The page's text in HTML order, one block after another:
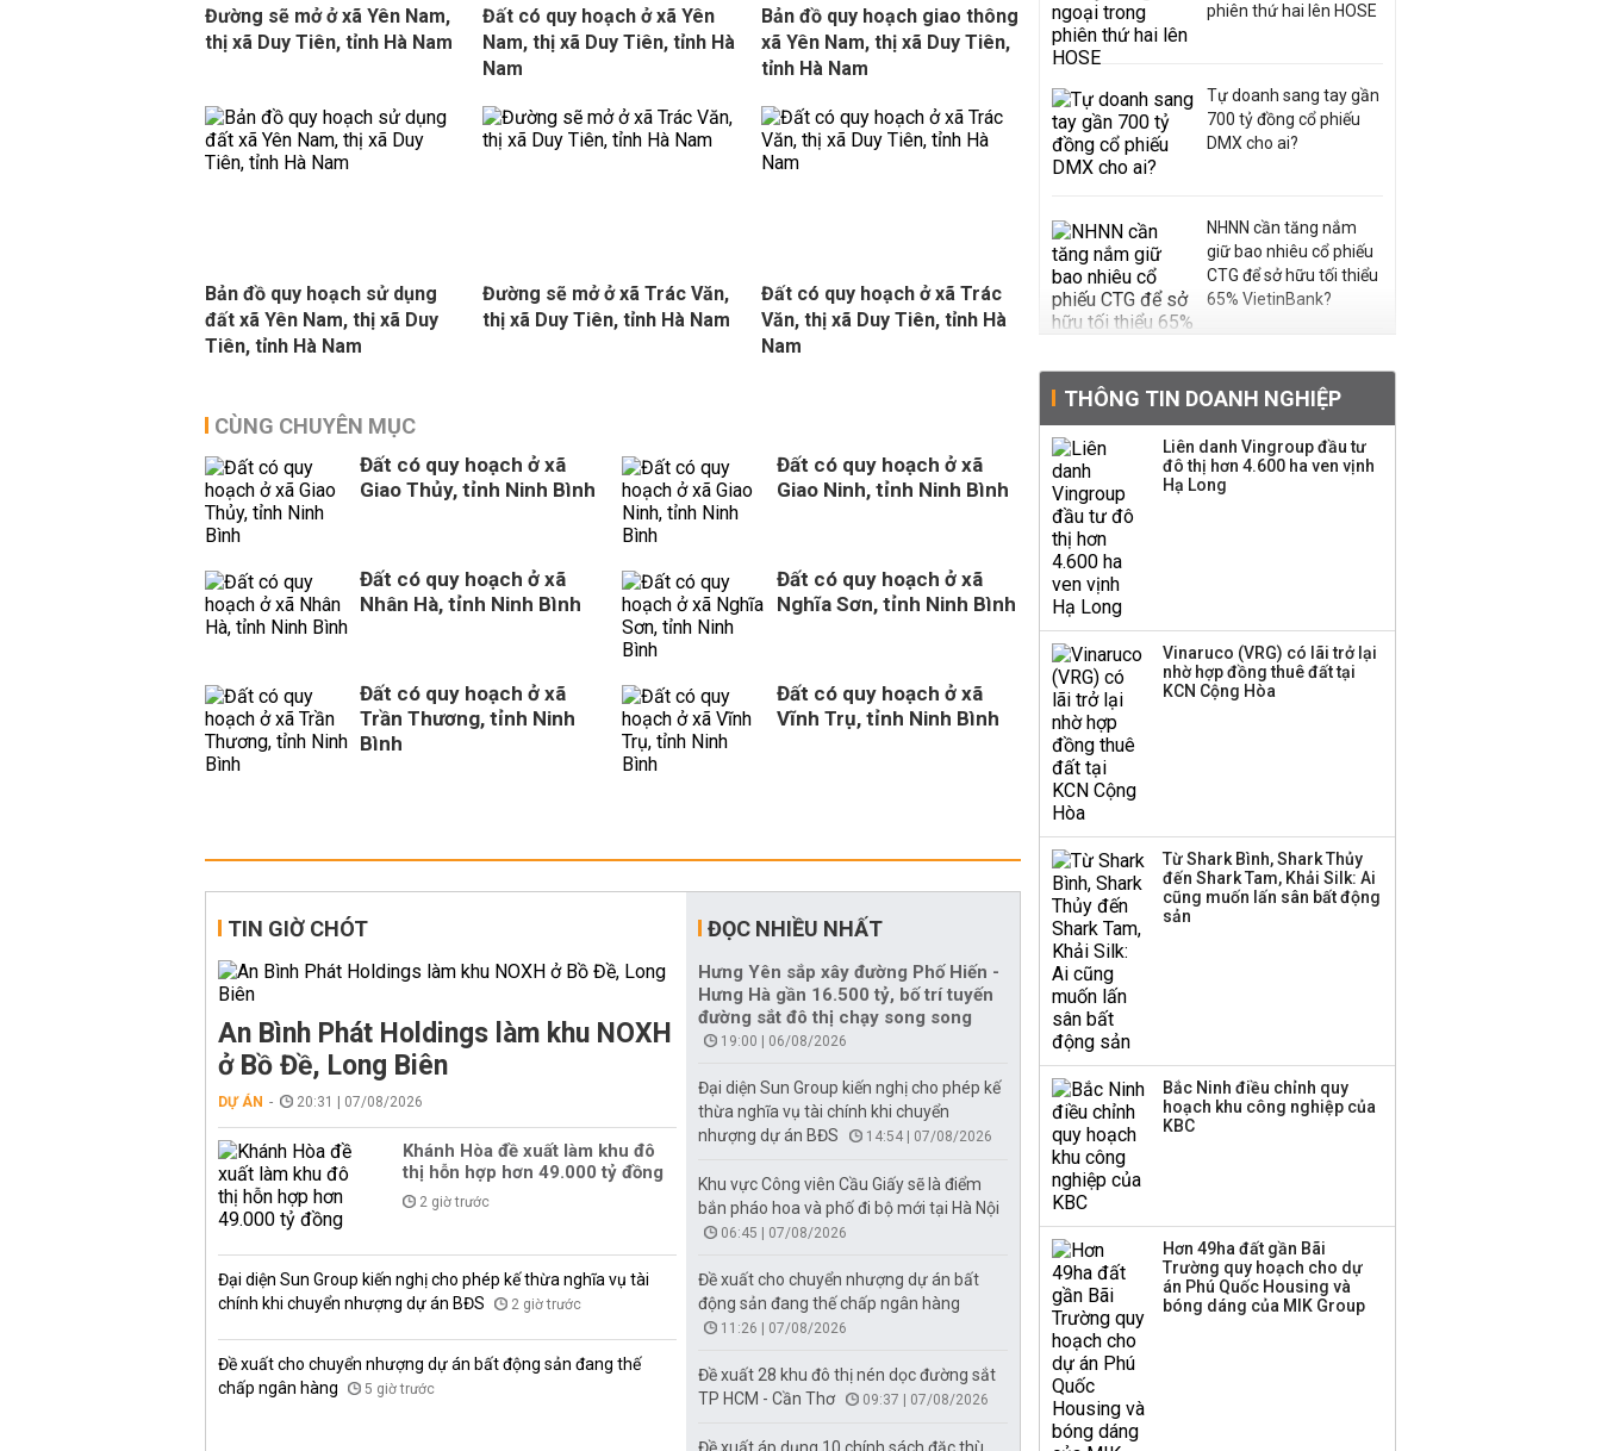
Đường sẽ mở ở xã Yên Nam,
thị xã Duy Tiên, tỉnh Hà Nam
Đất có quy hoạch ở xã Yên
Nam, thị xã Duy Tiên, tỉnh Hà
Nam
Bản đồ quy hoạch giao thông
xã Yên Nam, thị xã Duy Tiên,
tỉnh Hà Nam
Bản đồ quy hoạch sử dụng
đất xã Yên Nam, thị xã Duy
Tiên, tỉnh Hà Nam
Đường sẽ mở ở xã Trác Văn,
thị xã Duy Tiên, tỉnh Hà Nam
Đất có quy hoạch ở xã Trác
Văn, thị xã Duy Tiên, tỉnh Hà
Nam
CÙNG CHUYÊN MỤC
Đất có quy hoạch ở xã
Giao Thủy, tỉnh Ninh Bình
Đất có quy hoạch ở xã
Giao Ninh, tỉnh Ninh Bình
Đất có quy hoạch ở xã
Nhân Hà, tỉnh Ninh Bình
Đất có quy hoạch ở xã
Nghĩa Sơn, tỉnh Ninh Bình
Đất có quy hoạch ở xã
Trần Thương, tỉnh Ninh
Bình
Đất có quy hoạch ở xã
Vĩnh Trụ, tỉnh Ninh Bình
TIN GIỜ CHÓT
An Bình Phát Holdings làm khu NOXH
ở Bồ Đề, Long Biên
DỰ ÁN 20:31 | 07/08/2026
Khánh Hòa đề xuất làm khu đô
thị hỗn hợp hơn 49.000 tỷ đồng
2 giờ trước
Đại diện Sun Group kiến nghị cho phép kế thừa nghĩa vụ tài
chính khi chuyển nhượng dự án BĐS
2 giờ trước
Đề xuất cho chuyển nhượng dự án bất động sản đang thế
chấp ngân hàng
5 giờ trước
ĐỌC NHIỀU NHẤT
Hưng Yên sắp xây đường Phố Hiến -
Hưng Hà gần 16.500 tỷ, bố trí tuyến
đường sắt đô thị chạy song song
19:00 | 06/08/2026
Đại diện Sun Group kiến nghị cho phép kế
thừa nghĩa vụ tài chính khi chuyển
nhượng dự án BĐS
14:54 | 07/08/2026
Khu vực Công viên Cầu Giấy sẽ là điểm
bắn pháo hoa và phố đi bộ mới tại Hà Nội
06:45 | 07/08/2026
Đề xuất cho chuyển nhượng dự án bất
động sản đang thế chấp ngân hàng
11:26 | 07/08/2026
Đề xuất 28 khu đô thị nén dọc đường sắt
TP HCM - Cần Thơ
09:37 | 07/08/2026
phiên thứ hai lên HOSE
Tự doanh sang tay gần
700 tỷ đồng cổ phiếu
DMX cho ai?
NHNN cần tăng nắm
giữ bao nhiêu cổ phiếu
CTG để sở hữu tối thiểu
65% VietinBank?
62.000 tỷ đồng tiền
mặt, ngang ngửa MWG
Chuyên gia Phạm Xuân
Đề xuất miễn 30% thuế
thu nhập cho hộ kinh
doanh, doanh nghiệp
tăng vốn lên gần
77.800 tỷ
THÔNG TIN DOANH NGHIỆP
Liên danh Vingroup đầu tư
đô thị hơn 4.600 ha ven vịnh
Hạ Long
Vinaruco (VRG) có lãi trở lại
nhờ hợp đồng thuê đất tại
KCN Cộng Hòa
Từ Shark Bình, Shark Thủy
đến Shark Tam, Khải Silk: Ai
cũng muốn lấn sân bất động
sản
Bắc Ninh điều chỉnh quy
hoạch khu công nghiệp của
KBC
Hơn 49ha đất gần Bãi
Trường quy hoạch cho dự
án Phú Quốc Housing và
bóng dáng của MIK Group